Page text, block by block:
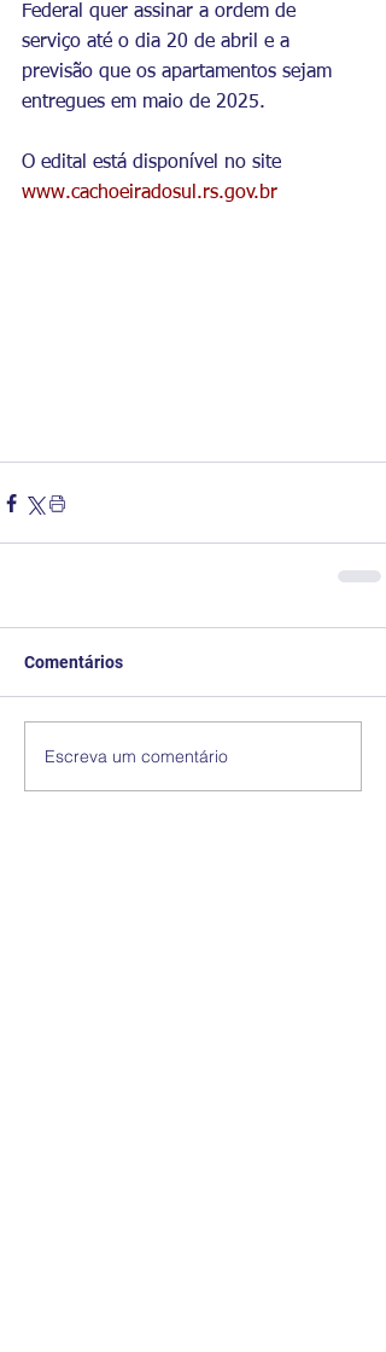
Federal quer assinar a ordem de
serviço até o dia 20 de abril e a
previsão que os apartamentos sejam
entregues em maio de 2025.
O edital está disponível no site
www.cachoeiradosul.rs.gov.br
Comentários
Escreva um comentário